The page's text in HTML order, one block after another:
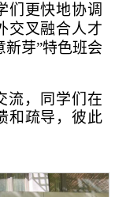
们更快地协调
交叉融合人才
新芽”特色班会
流，同学们在
和疏导，彼此